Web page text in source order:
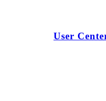
User